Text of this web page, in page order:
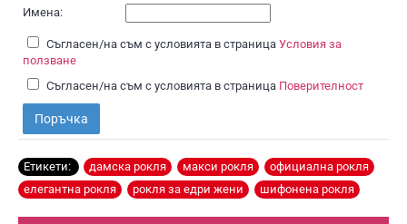
Имена:
Съгласен/на съм с условията в страница Условия за
ползване
Съгласен/на съм с условията в страница Поверителност
Поръчка
Етикети: дамска рокля макси рокля официална рокля
елегантна рокля
рокля за едри жени шифонена рокля